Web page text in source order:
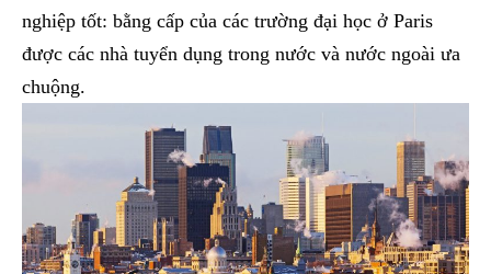
nghiệp tốt: bằng cấp của các trường đại học ở Paris
được các nhà tuyển dụng trong nước và nước ngoài ưa
chuộng.